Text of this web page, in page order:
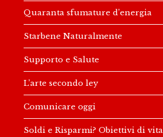
Quaranta sfumature d’energia
Starbene Naturalmente
Supporto e Salute
L’arte secondo ley
Comunicare oggi
Soldi e Risparmi? Obiettivi di vita